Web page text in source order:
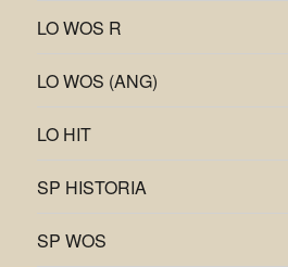
LO WOS R
LO WOS (ANG)
LO HIT
SP HISTORIA
SP WOS